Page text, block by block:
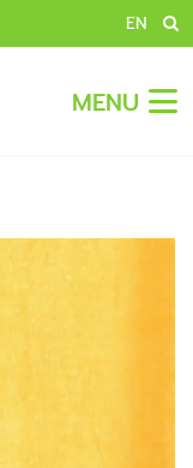
EN
MENU